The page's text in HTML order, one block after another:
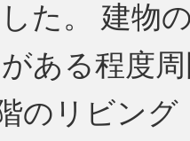
た。 建物
ある程度
のリビン